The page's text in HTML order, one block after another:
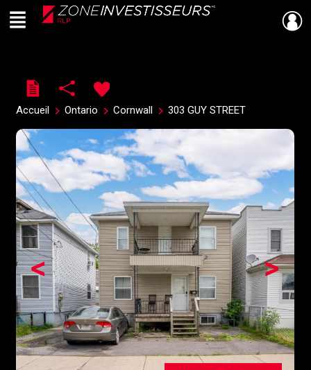
Live
En Direct
Menu
Accueil Ontario Cornwall 303 GUY STREET
>
<